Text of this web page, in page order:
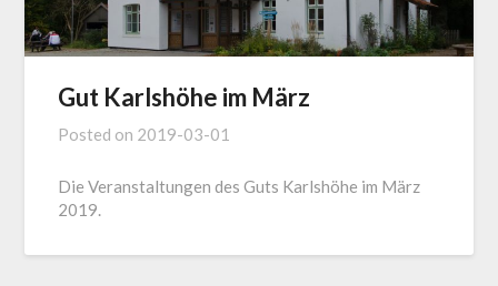
Gut Karlshöhe im März
Posted on 2019-03-01
Die Veranstaltungen des Guts Karlshöhe im März
2019.